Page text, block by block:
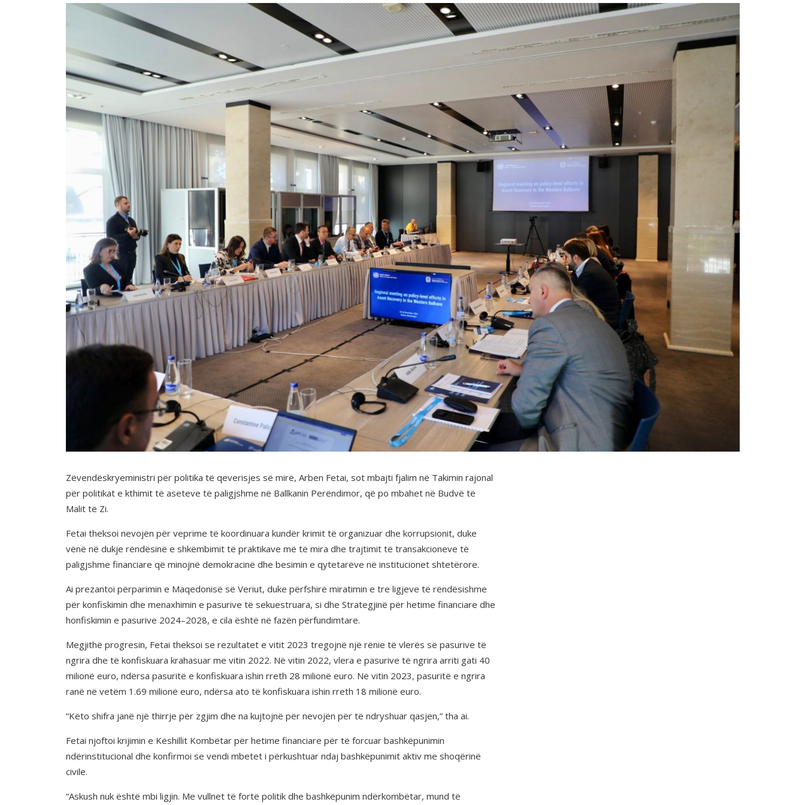
Zëvendëskryeministri për politika të qeverisjes së mirë, Arben Fetai, sot mbajti fjalim në Takimin rajonal
për politikat e kthimit të aseteve të paligjshme në Ballkanin Perëndimor, që po mbahet në Budvë të
Malit të Zi.
Fetai theksoi nevojën për veprime të koordinuara kundër krimit të organizuar dhe korrupsionit, duke
vënë në dukje rëndësinë e shkëmbimit të praktikave më të mira dhe trajtimit të transakcioneve të
paligjshme financiare që minojnë demokracinë dhe besimin e qytetarëve në institucionet shtetërore.
Ai prezantoi përparimin e Maqedonisë së Veriut, duke përfshirë miratimin e tre ligjeve të rëndësishme
për konfiskimin dhe menaxhimin e pasurive të sekuestruara, si dhe Strategjinë për hetime financiare dhe
honfiskimin e pasurive 2024–2028, e cila është në fazën përfundimtare.
Megjithë progresin, Fetai theksoi se rezultatet e vitit 2023 tregojnë një rënie të vlerës së pasurive të
ngrira dhe të konfiskuara krahasuar me vitin 2022. Në vitin 2022, vlera e pasurive të ngrira arriti gati 40
milionë euro, ndërsa pasuritë e konfiskuara ishin rreth 28 milionë euro. Në vitin 2023, pasuritë e ngrira
ranë në vetëm 1.69 milionë euro, ndërsa ato të konfiskuara ishin rreth 18 milionë euro.
“Këto shifra janë një thirrje për zgjim dhe na kujtojnë për nevojën për të ndryshuar qasjen,” tha ai.
Fetai njoftoi krijimin e Këshillit Kombëtar për hetime financiare për të forcuar bashkëpunimin
ndërinstitucional dhe konfirmoi se vendi mbetet i përkushtuar ndaj bashkëpunimit aktiv me shoqërinë
civile.
“Askush nuk është mbi ligjin. Me vullnet të fortë politik dhe bashkëpunim ndërkombëtar, mund të